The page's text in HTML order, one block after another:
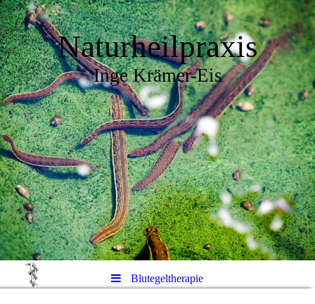
Naturheilpraxis
Inge Krämer-Eis
Blutegeltherapie